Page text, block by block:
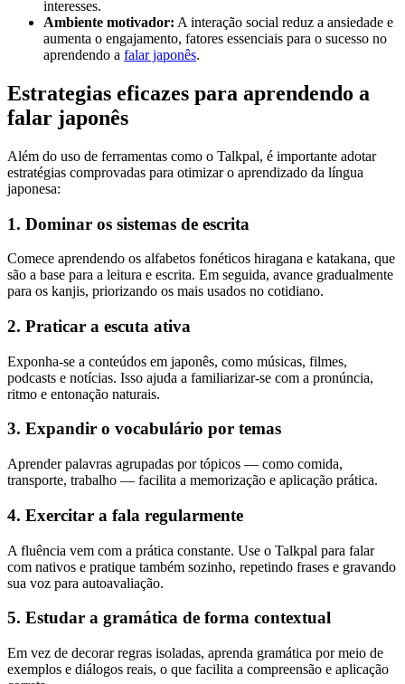
interesses.
Ambiente motivador: A interação social reduz a ansiedade e
aumenta o engajamento, fatores essenciais para o sucesso no
aprendendo a falar japonês.
Estrategias eficazes para aprendendo a
falar japonês
Além do uso de ferramentas como o Talkpal, é importante adotar
estratégias comprovadas para otimizar o aprendizado da língua
japonesa:
1. Dominar os sistemas de escrita
Comece aprendendo os alfabetos fonéticos hiragana e katakana, que
são a base para a leitura e escrita. Em seguida, avance gradualmente
para os kanjis, priorizando os mais usados no cotidiano.
2. Praticar a escuta ativa
Exponha-se a conteúdos em japonês, como músicas, filmes,
podcasts e notícias. Isso ajuda a familiarizar-se com a pronúncia,
ritmo e entonação naturais.
3. Expandir o vocabulário por temas
Aprender palavras agrupadas por tópicos — como comida,
transporte, trabalho — facilita a memorização e aplicação prática.
4. Exercitar a fala regularmente
A fluência vem com a prática constante. Use o Talkpal para falar
com nativos e pratique também sozinho, repetindo frases e gravando
sua voz para autoavaliação.
5. Estudar a gramática de forma contextual
Em vez de decorar regras isoladas, aprenda gramática por meio de
exemplos e diálogos reais, o que facilita a compreensão e aplicação